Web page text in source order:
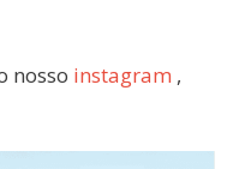
nosso instagram ,